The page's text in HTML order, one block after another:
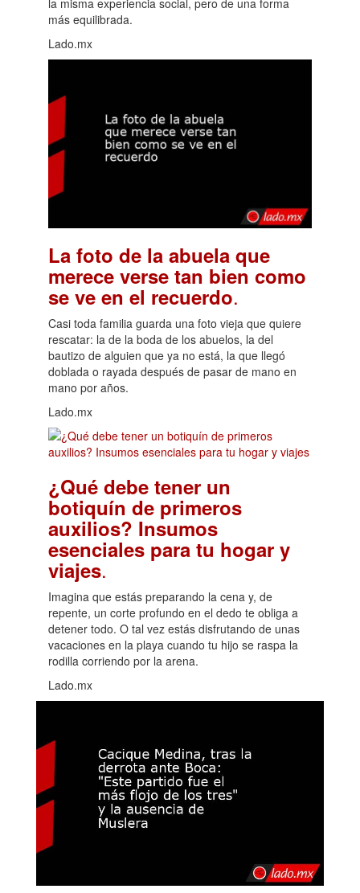
más equilibrada.
Lado.mx
La foto de la abuela que
merece verse tan bien como
se ve en el recuerdo.
Casi toda familia guarda una foto vieja que quiere
rescatar: la de la boda de los abuelos, la del
bautizo de alguien que ya no está, la que llegó
doblada o rayada después de pasar de mano en
mano por años.
Lado.mx
¿Qué debe tener un
botiquín de primeros
auxilios? Insumos
esenciales para tu hogar y
viajes.
Imagina que estás preparando la cena y, de
repente, un corte profundo en el dedo te obliga a
detener todo. O tal vez estás disfrutando de unas
vacaciones en la playa cuando tu hijo se raspa la
rodilla corriendo por la arena.
Lado.mx